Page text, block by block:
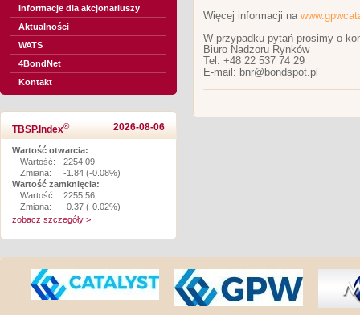
Informacje dla akcjonariuszy
Aktualności
WATS
4BondNet
Kontakt
TBSP.Index® 2026-08-06
Wartość otwarcia:
Wartość:
2254.09
Zmiana:
-1.84 (-0.08%)
Wartość zamknięcia:
Wartość:
2255.56
Zmiana:
-0.37 (-0.02%)
zobacz szczegóły >
Więcej informacji na
W przypadku pytań prosimy o
Biuro Nadzoru Rynków
Tel: +48 22 537 74 29
E-mail: bnr@bondspot.pl